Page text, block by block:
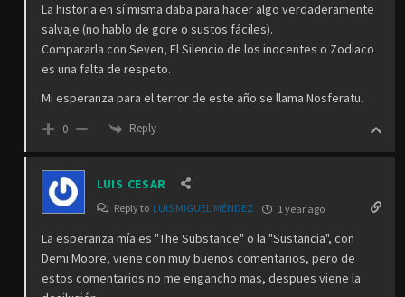
La historia en sí misma daba para hacer algo verdaderamente
salvaje (no hablo de gore o sustos fáciles).
Compararla con Seven, El Silencio de los inocentes o Zodiaco
es una falta de respeto.
Mi esperanza para el terror de este año se llama Nosferatu.
0 Reply
LUIS CESAR
Reply to LUIS MIGUEL MÉNDEZ 1 year ago
La esperanza mía es "The Substance" o la "Sustancia", con
Demi Moore, viene con muy buenos comentarios, pero de
estos comentarios no me engancho mas, despues viene la